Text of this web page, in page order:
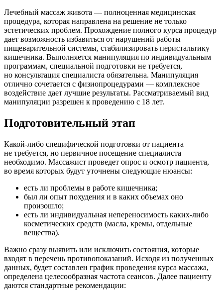
Лечебный массаж живота — полноценная медицинская
процедура, которая направлена на решение не только
эстетических проблем. Прохождение полного курса процедур
дает возможность избавиться от нарушений работы
пищеварительной системы, стабилизировать перистальтику
кишечника. Выполняется манипуляция по индивидуальным
программам, специальной подготовки не требуется,
но консультация специалиста обязательна. Манипуляция
отлично сочетается с физиопроцедурами — комплексное
воздействие дает лучшие результаты. Рассматриваемый вид
манипуляции разрешен к проведению с 18 лет.
Подготовительный этап
Какой-либо специфической подготовки от пациента
не требуется, но первичное посещение специалиста
необходимо. Массажист проведет опрос и осмотр пациента,
во время которых будут уточнены следующие нюансы:
есть ли проблемы в работе кишечника;
был ли опыт похудения и в каких объемах оно
произошло;
есть ли индивидуальная непереносимость каких-либо
косметических средств (масла, кремы, отдельные
вещества).
Важно сразу выявить или исключить состояния, которые
входят в перечень противопоказаний. Исходя из полученных
данных, будет составлен график проведения курса массажа,
определена целесообразная частота сеансов. Далее пациенту
даются стандартные рекомендации: